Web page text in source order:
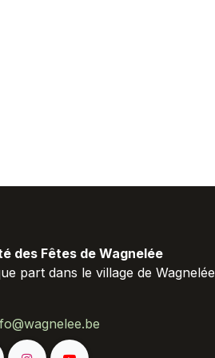
des Fêtes de Wagnelée
part dans le village de Wagnelée